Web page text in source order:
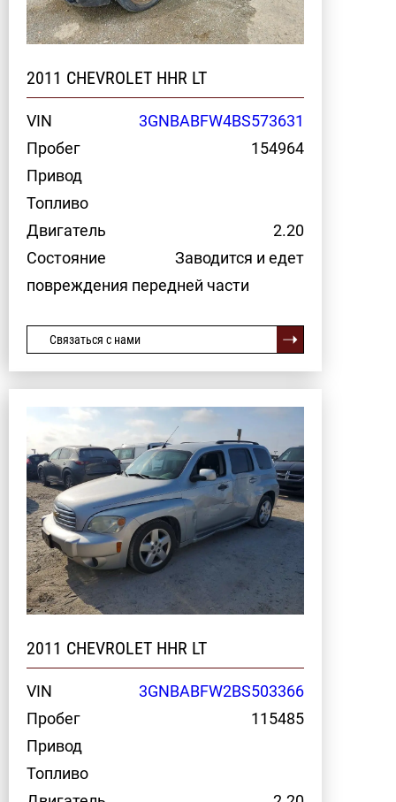
2011 CHEVROLET HHR LT
VIN
3GNBABFW4BS573631
Пробег
154964
Привод
Топливо
Двигатель
2.20
Состояние
Заводится и едет
повреждения передней части
Связаться с нами
2011 CHEVROLET HHR LT
VIN
3GNBABFW2BS503366
Пробег
115485
Привод
Топливо